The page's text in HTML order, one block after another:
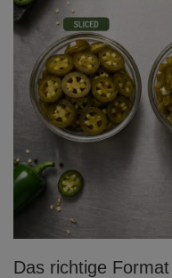
Das richtige